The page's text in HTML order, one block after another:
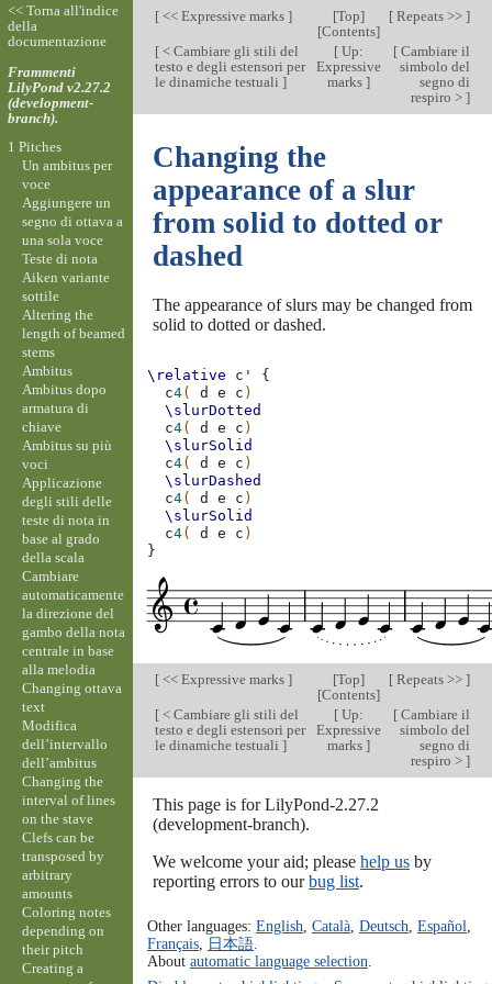
[<< Expressive marks ] [Top]
[Contents]
[Repeats >> ]
[< Cambiare gli stili del
testo e degli estensori per
le dinamiche testuali ]
[Up:
Expressive
marks ]
[Cambiare il
simbolo del
segno di
respiro > ]
Changing the
appearance of a slur
from solid to dotted or
dashed
The appearance of slurs may be changed from
solid to dotted or dashed.
\relative c'
{
c4( d e c )
\slurDotted
c4( d e c )
\slurSolid
c4( d e c )
\slurDashed
c4( d e c )
\slurSolid
c4( d e c )
}
[<< Expressive marks ] [Top]
[Contents]
[Repeats >> ]
[< Cambiare gli stili del
testo e degli estensori per
le dinamiche testuali ]
[Up:
Expressive
marks ]
[Cambiare il
simbolo del
segno di
respiro > ]
This page is for LilyPond-2.27.2
(development-branch).
We welcome your aid; please help usby
reporting errors to ourbug list.
Other languages: English Català, Deutsch Español
Français, 日本語.
About automatic language selection
<< Torna all'indice
della
documentazione
Frammenti
LilyPond v2.27.2
(development-
branch).
1 Pitches
Un ambitus per
voce
Aggiungere un
segno di ottava a
una sola voce
Teste di nota
Aiken variante
sottile
Altering the
length of beamed
stems
Ambitus
Ambitus dopo
armatura di
chiave
Ambitus su più
voci
Applicazione
degli stili delle
teste di nota in
base al grado
della scala
Cambiare
automaticamente
la direzione del
gambo della nota
centrale in base
alla melodia
Changing ottava
text
Modifica
dell’intervallo
dell’ambitus
Changing the
interval of lines
on the stave
Clefs can be
transposed by
arbitrary
amounts
Coloring notes
depending on
their pitch
Creating a